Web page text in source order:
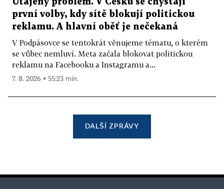
první volby, kdy sítě blokují politickou
reklamu. A hlavní oběť je nečekaná
V Podpásovce se tentokrát věnujeme tématu, o kterém
se vůbec nemluví. Meta začala blokovat politickou
reklamu na Facebooku a Instagramu a...
7. 8. 2026 ▪ 55:23 min.
DALŠÍ ZPRÁVY